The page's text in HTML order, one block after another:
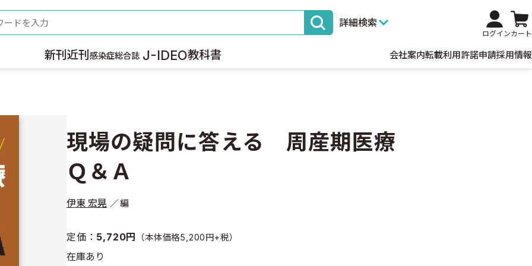
詳細検索
ログインカート
新刊 近刊 感染症総合誌 J-IDEO教科書 会社案内転載利用許諾申請採用情報
現場の疑問に答える 周産期医療
Ｑ＆Ａ
伊東 宏晃 編
定価： 5,720円 （本体価格5,200円+税）
在庫あり